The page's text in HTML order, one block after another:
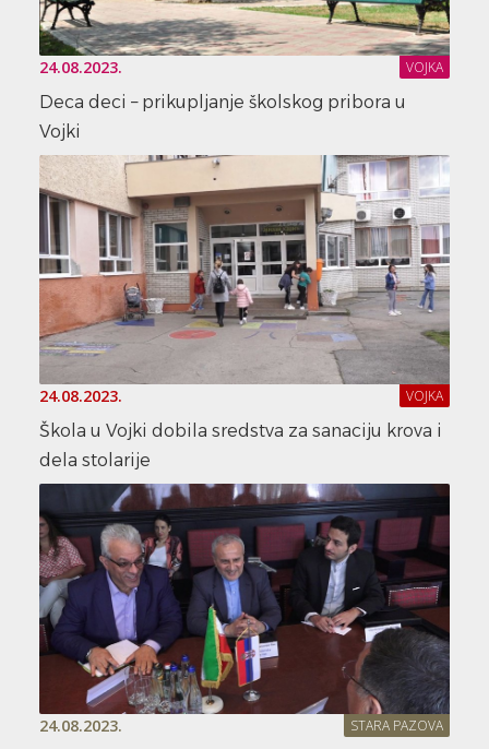
24.08.2023. VOJKA
Deca deci – prikupljanje školskog pribora u
Vojki
24.08.2023. VOJKA
Škola u Vojki dobila sredstva za sanaciju krova i
dela stolarije
24.08.2023. STARA PAZOVA